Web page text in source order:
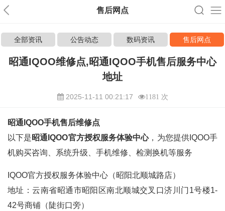
售后网点
全部资讯 公告动态 数码资讯 售后网点
昭通IQOO维修点,昭通IQOO手机售后服务中心
地址
2025-11-11 00:21:17 1181 次
昭通IQOO手机售后维修点
以下是 昭通IQOO官方授权服务体验中心，为您提供IQOO手
机购买咨询、系统升级、手机维修、检测换机等服务
IQOO官方授权服务体验中心（昭阳北顺城路店）
地址：云南省昭通市昭阳区南北顺城交叉口济川门1号楼1-
42号商铺（陡街口旁）